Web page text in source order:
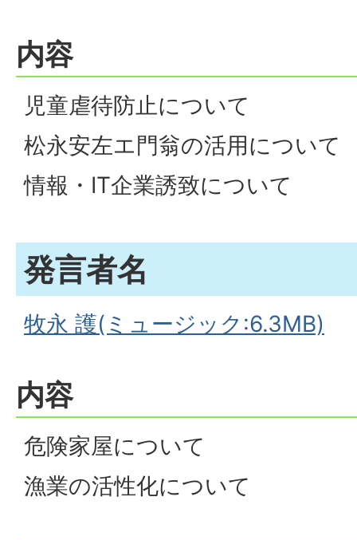
内容
児童虐待防止について
松永安左エ門翁の活用について
情報・IT企業誘致について
発言者名
牧永 護(ミュージック:6.3MB)
内容
危険家屋について
漁業の活性化について